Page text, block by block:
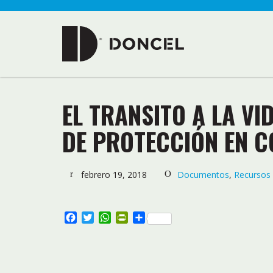
EL TRANSITO A LA
DE PROTECCIÓN EN
febrero 19, 2018 Documentos, Recursos
Facebook
TwitterWhatsApp
PrintFriendly
Compartir